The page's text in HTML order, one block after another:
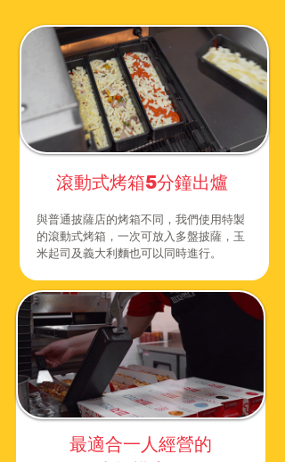
滾動式烤箱5分鐘出爐
與普通披薩店的烤箱不同，我們使用特製
的滾動式烤箱，一次可放入多盤披薩，玉
米起司及義大利麵也可以同時進行。
最適合一人經營的